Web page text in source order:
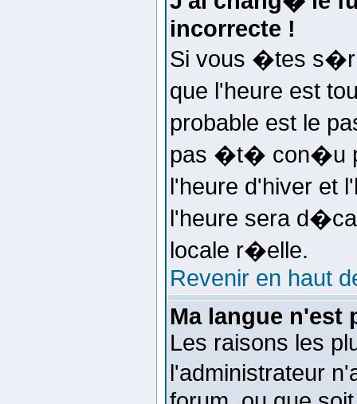
incorrecte !
Si vous �tes s�r
que l'heure est
probable est le
pas �t� con�u
l'heure d'hiver
l'heure sera
locale r�elle.
Revenir en haut
Ma langue n'est
Les raisons les
l'administrateur